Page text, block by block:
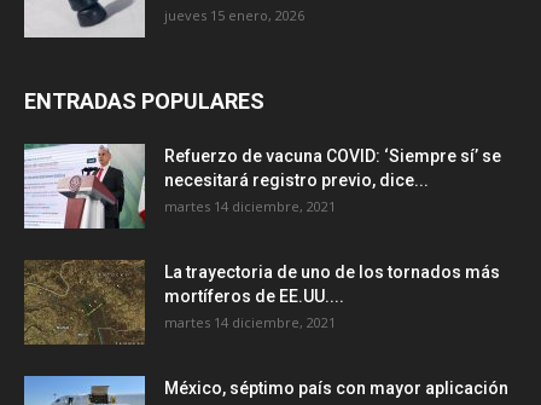
jueves 15 enero, 2026
ENTRADAS POPULARES
Refuerzo de vacuna COVID: ‘Siempre sí’ se
necesitará registro previo, dice...
martes 14 diciembre, 2021
La trayectoria de uno de los tornados más
mortíferos de EE.UU....
martes 14 diciembre, 2021
México, séptimo país con mayor aplicación